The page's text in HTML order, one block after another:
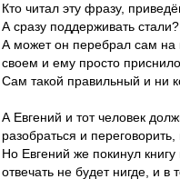
Кто читал эту фразу,
А сразу поддерживать
А может он перебрал сам на
своем и ему просто
Сам такой правильный и ни
А Евгений и тот человек
разобраться и переговорить,
Но Евгений же покинул
отвечать не будет нигде, и в